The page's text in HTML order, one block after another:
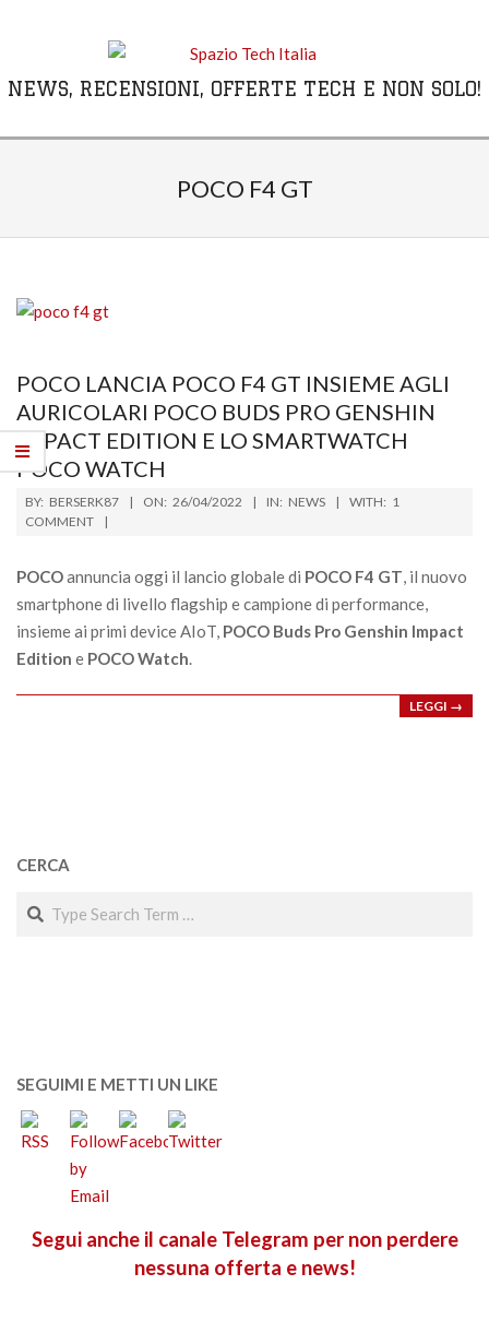
NEWS, RECENSIONI, OFFERTE TECH E NON SOLO!
POCO F4 GT
POCO LANCIA POCO F4 GT INSIEME AGLI
AURICOLARI POCO BUDS PRO GENSHIN
IMPACT EDITION E LO SMARTWATCH
POCO WATCH
2022-
04-
BY: BERSERK87 ON: 26/04/2022 IN: NEWS WITH: 1
COMMENT
POCOannuncia oggi il lancio globale di POCO F4 GT, il nuovo
smartphone di livello flagship e campione di performance,
insieme ai primi device AIoT, POCO Buds Pro Genshin Impact
Edition e POCO Watch.
LEGGI →
CERCA
Search
SEGUIMI E METTI UN LIKE
Segui anche il canale Telegram per non perdere
nessuna offerta e news!